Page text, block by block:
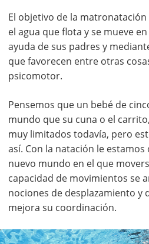
El objetivo de la
el agua que flota y se mueve
ayuda de sus padres y
que favorecen entre otras
psicomotor.
Pensemos que un bebé de
mundo que su cuna o el
muy limitados todavía, pero
así. Con la natación le
nuevo mundo en el que
capacidad de movimientos se
nociones de desplazamiento y
mejora su coordinación.